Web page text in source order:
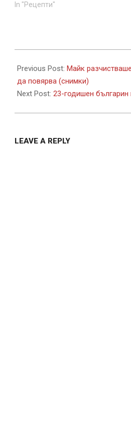
In "Рецепти"
09-
23
Previous Post: Майк
да повярва (снимки)
Next Post: 23-годишен българин
LEAVE A REPLY